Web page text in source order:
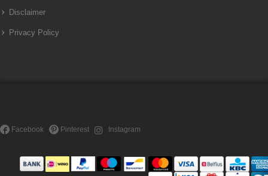
Disclaimer
Privacy Policy
Facebook Pinterest Instagram